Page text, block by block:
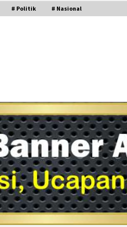
# Politik # Nasional